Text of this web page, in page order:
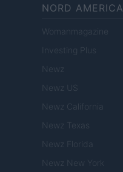
NORD AMERICA
Womanmagazine
Investing Plus
Newz
Newz US
Newz California
Newz Texas
Newz Florida
Newz New York